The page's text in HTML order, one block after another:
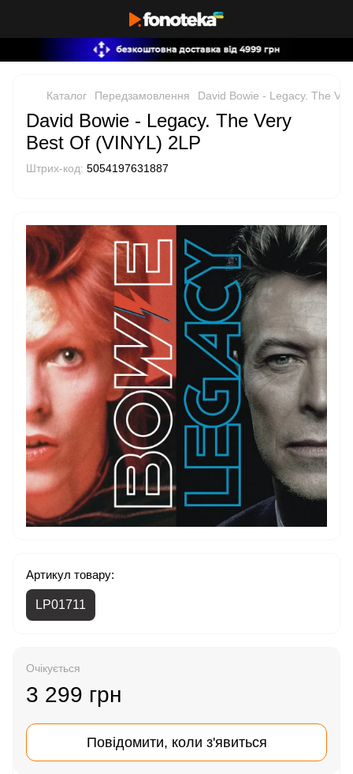
Каталог Передзамовлення David Bowie - Legacy. The
David Bowie - Legacy. The Very
Best Of (VINYL) 2LP
Штрих-код: 5054197631887
Артикул товару:
LP01711
Очікується
3 299 грн
Повідомити, коли з'явиться